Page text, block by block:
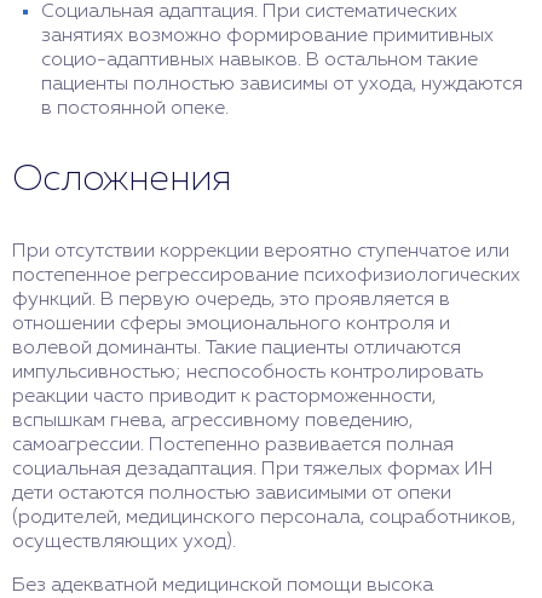
Социальная адаптация. При систематических
занятиях возможно формирование примитивных
социо-адаптивных навыков. В остальном такие
пациенты полностью зависимы от ухода, нуждаются
в постоянной опеке.
Осложнения
При отсутствии коррекции вероятно ступенчатое или
постепенное регрессирование психофизиологических
функций. В первую очередь, это проявляется в
отношении сферы эмоционального контроля и
волевой доминанты. Такие пациенты отличаются
импульсивностью; неспособность контролировать
реакции часто приводит к расторможенности,
вспышкам гнева, агрессивному поведению,
самоагрессии. Постепенно развивается полная
социальная дезадаптация. При тяжелых формах ИН
дети остаются полностью зависимыми от опеки
(родителей, медицинского персонала, соцработников,
осуществляющих уход).
Без адекватной медицинской помощи высока